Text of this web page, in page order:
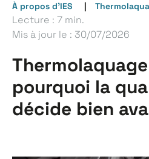
À propos d’IES
Lecture : 7 min.
Mis à jour le : 30/07/2026
pourquoi la
décide bien